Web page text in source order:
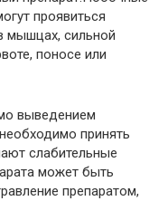
проявиться
мышцах, сильной
поносе или
выведением
принять
слабительные
может быть
препаратом,